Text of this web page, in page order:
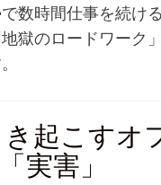
数時間仕事を続け
獄のロードワーク
起こすオ
実害」